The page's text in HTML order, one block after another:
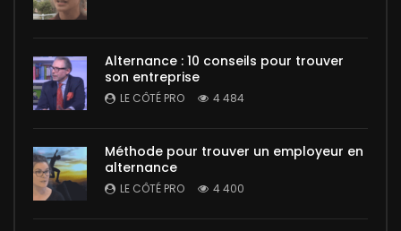
Alternance : 10 conseils pour trouver
son entreprise
LE CÔTÉ PRO 4 484
Méthode pour trouver un employeur en
alternance
LE CÔTÉ PRO 4 400